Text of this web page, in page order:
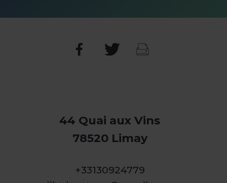
44 Quai aux Vins
78520 Limay
+33130924779